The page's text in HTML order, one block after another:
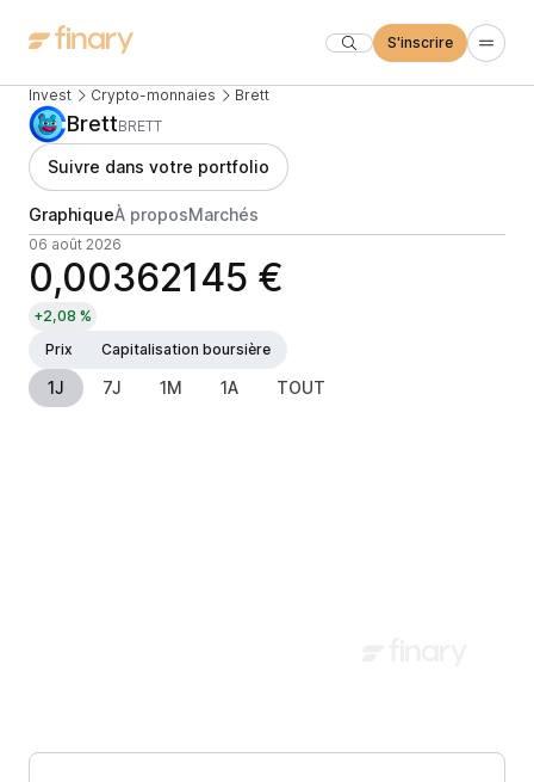
S'inscrire
Invest Crypto-monnaies Brett
BrettBRETT
Suivre dans votre portfolio
GraphiqueÀ proposMarchés
06 août 2026
0,00362145 €
+2,08 %
Prix
Capitalisation boursière
1J 7J 1M 1A TOUT